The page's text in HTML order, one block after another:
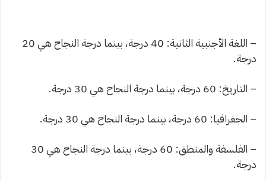
– اللغة الأجنبية الثانية: 40 درجة، بينما درجة النجاح هي 20
درجة.
– التاريخ: 60 درجة، بينما درجة النجاح هي 30 درجة.
– الجغرافيا: 60 درجة، بينما درجة النجاح هي 30 درجة.
– الفلسفة والمنطق: 60 درجة، بينما درجة النجاح هي 30
درجة.